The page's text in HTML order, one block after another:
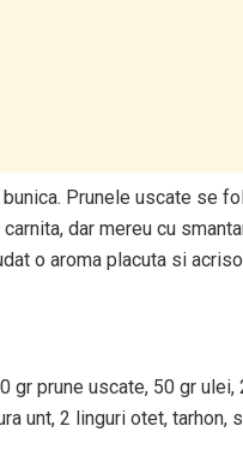
Prunele uscate se
dar mereu cu
o aroma placuta si
gr prune uscate, 50 gr
unt, 2 linguri otet, tarhon,